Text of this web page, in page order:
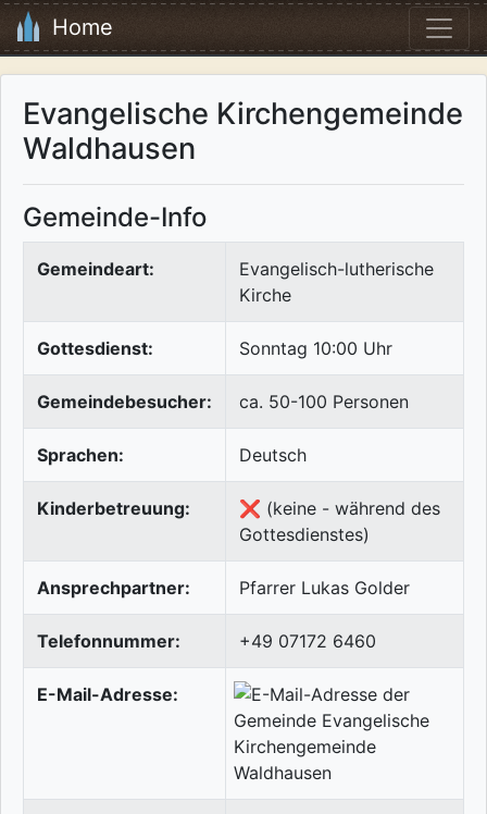
Home
Evangelische Kirchengemeinde
Waldhausen
Gemeinde-Info
Gemeindeart:
Evangelisch-lutherische
Kirche
Gottesdienst: Sonntag 10:00 Uhr
Gemeindebesucher: ca. 50-100 Personen
Sprachen: Deutsch
Kinderbetreuung:
❌ (keine - während des
Gottesdienstes)
Ansprechpartner: Pfarrer Lukas Golder
Telefonnummer: +49 07172 6460
E-Mail-Adresse: